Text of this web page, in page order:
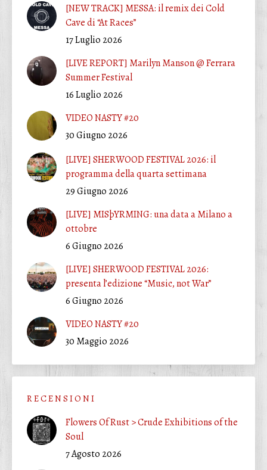
[NEW TRACK] MESSA: il remix dei Cold
Cave di “At Races”
17 Luglio 2026
[LIVE REPORT] Marilyn Manson @ Ferrara
Summer Festival
16 Luglio 2026
VIDEO NASTY #20
30 Giugno 2026
[LIVE] SHERWOOD FESTIVAL 2026: il
programma della quarta settimana
29 Giugno 2026
[LIVE] MISþYRMING: una data a Milano a
ottobre
6 Giugno 2026
[LIVE] SHERWOOD FESTIVAL 2026:
presenta l’edizione “Music, not War”
6 Giugno 2026
VIDEO NASTY #20
30 Maggio 2026
R E C E N S I O N I
Flowers Of Rust > Crude Exhibitions of the
Soul
7 Agosto 2026